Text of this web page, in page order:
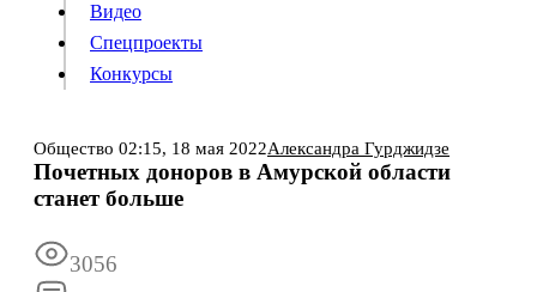
КонкурсыВидео
Спецпроекты
Конкурсы
Общество 02:15, 18 мая 2022Александра Гурджидзе
Почетных доноров в Амурской области
станет больше
3056